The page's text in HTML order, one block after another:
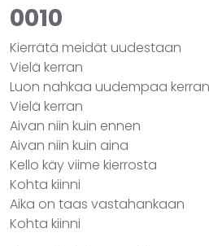
0010
Kierrätä meidät uudestaan
Vielä kerran
Luon nahkaa uudempaa kerran
Vielä kerran
Aivan niin kuin ennen
Aivan niin kuin aina
Kello käy viime kierrosta
Kohta kiinni
Aika on taas vastahankaan
Kohta kiinni